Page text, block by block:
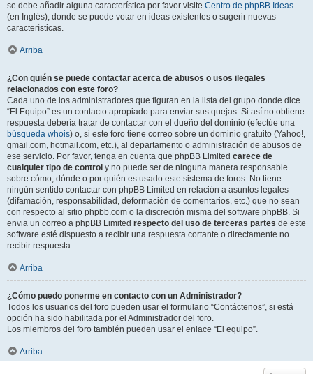
se debe añadir alguna característica por favor visite Centro de phpBB Ideas
(en Inglés), donde se puede votar en ideas existentes o sugerir nuevas
características.
Arriba
¿Con quién se puede contactar acerca de abusos o usos ilegales
relacionados con este foro?
Cada uno de los administradores que figuran en la lista del grupo donde dice
“El Equipo” es un contacto apropiado para enviar sus quejas. Si así no obtiene
respuesta debería tratar de contactar con el dueño del dominio (efectúe una
búsqueda whois) o, si este foro tiene correo sobre un dominio gratuito (Yahoo!,
gmail.com, hotmail.com, etc.), al departamento o administración de abusos de
ese servicio. Por favor, tenga en cuenta que phpBB Limited carece de
cualquier tipo de control y no puede ser de ninguna manera responsable
sobre cómo, dónde o por quién es usado este sistema de foros. No tiene
ningún sentido contactar con phpBB Limited en relación a asuntos legales
(difamación, responsabilidad, deformación de comentarios, etc.) que no sean
con respecto al sitio phpbb.com o la discreción misma del software phpBB. Si
envia un correo a phpBB Limited respecto del uso de terceras partes de este
software esté dispuesto a recibir una respuesta cortante o directamente no
recibir respuesta.
Arriba
¿Cómo puedo ponerme en contacto con un Administrador?
Todos los usuarios del foro pueden usar el formulario “Contáctenos”, si está
opción ha sido habilitada por el Administrador del foro.
Los miembros del foro también pueden usar el enlace “El equipo”.
Arriba